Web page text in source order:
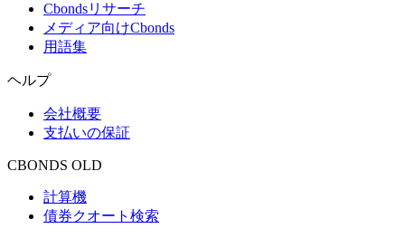
Cbondsリサーチ
メディア向けCbonds
用語集
ヘルプ
会社概要
支払いの保証
CBONDS OLD
計算機
債券クオート検索